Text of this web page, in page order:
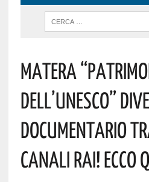
Matera
Dell’Unesco”
Documentario
Canali Rai! Ecco